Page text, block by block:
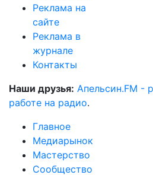
Реклама на
сайте
Реклама в
журнале
Контакты
Наши друзья: Апельсин.FM -
работе на радио.
Главное
Медиарынок
Мастерство
Сообщество